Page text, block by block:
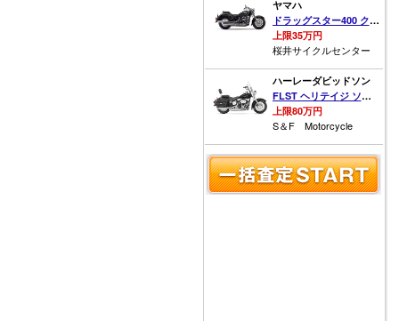
ヤマハ
ドラッグスター400 クラシック
上限35万円
桜井サイクルセンター
ハーレーダビッドソン
FLST ヘリテイジ ソフテイル
上限80万円
S＆F Motorcycle